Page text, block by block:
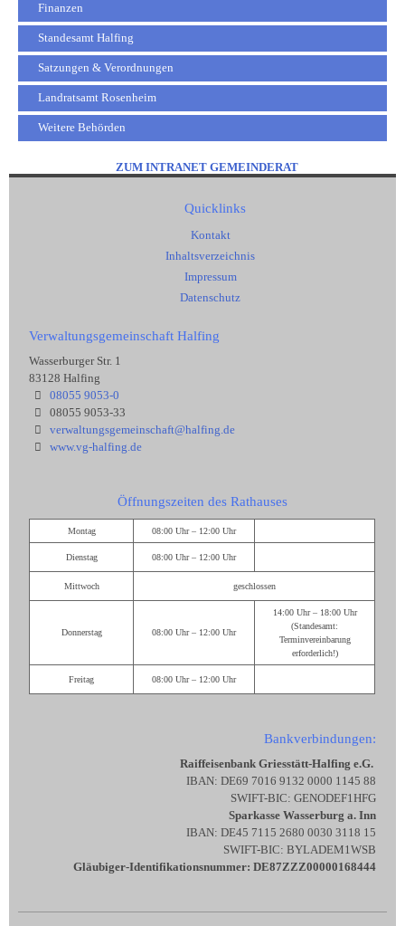
Finanzen
Standesamt Halfing
Satzungen & Verordnungen
Landratsamt Rosenheim
Weitere Behörden
ZUM INTRANET GEMEINDERAT
Quicklinks
Kontakt
Inhaltsverzeichnis
Impressum
Datenschutz
Verwaltungsgemeinschaft Halfing
Wasserburger Str. 1
83128 Halfing
08055 9053-0
08055 9053-33
verwaltungsgemeinschaft@halfing.de
www.vg-halfing.de
Öffnungszeiten des Rathauses
Montag 08:00 Uhr – 12:00 Uhr
Dienstag 08:00 Uhr – 12:00 Uhr
Mittwoch geschlossen
Donnerstag 08:00 Uhr – 12:00 Uhr
14:00 Uhr – 18:00 Uhr
(Standesamt:
Terminvereinbarung
erforderlich!)
Freitag 08:00 Uhr – 12:00 Uhr
Bankverbindungen:
Raiffeisenbank Griesstätt-Halfing e.G.
IBAN: DE69 7016 9132 0000 1145 88
SWIFT-BIC: GENODEF1HFG
Sparkasse Wasserburg a. Inn
IBAN: DE45 7115 2680 0030 3118 15
SWIFT-BIC: BYLADEM1WSB
Gläubiger-Identifikationsnummer: DE87ZZZ00000168444